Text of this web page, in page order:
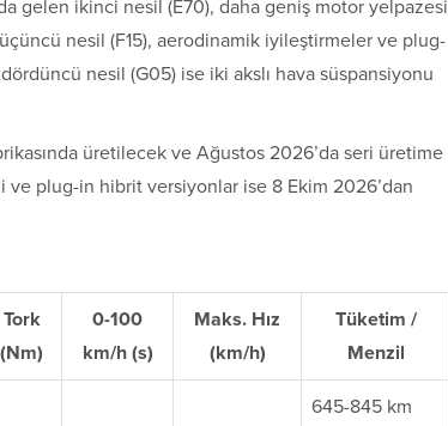
gelen ikinci nesil (E70), daha geniş motor yelpazesi
nesil (F15), aerodinamik iyileştirmeler ve plug-
nesil (G05) ise iki akslı hava süspansiyonu
üretilecek ve Ağustos 2026’da seri üretime
ve plug-in hibrit versiyonlar ise 8 Ekim 2026’dan
Tork
(Nm)
0-100
km/h (s)
Maks. Hız
(km/h)
Tüketim /
Menzil
645-845 km